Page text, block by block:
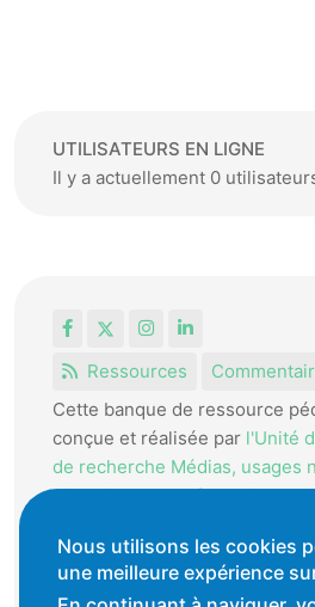
UTILISATEURS EN LIGNE
Il y a actuellement 0
FacebookInstagram
LinkedIn
Ressources
Cette banque de ressource
conçue et réalisée par l'Unité
de recherche Médias, usages
didactique de l’Informatique.
La HEP-VD met cet outil à
enseignantes et enseignants
favoriser l'échange de
Nous utilisons les cookies
une meilleure expérience